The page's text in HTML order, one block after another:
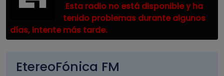
Esta radio no está disponible y ha
tenido problemas durante algunos
días, intente más tarde.
EtereoFónica FM